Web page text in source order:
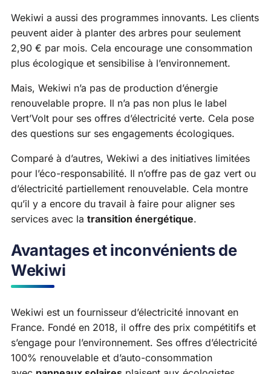
Wekiwi a aussi des programmes innovants. Les clients
peuvent aider à planter des arbres pour seulement
2,90 € par mois. Cela encourage une consommation
plus écologique et sensibilise à l’environnement.
Mais, Wekiwi n’a pas de production d’énergie
renouvelable propre. Il n’a pas non plus le label
Vert’Volt pour ses offres d’électricité verte. Cela pose
des questions sur ses engagements écologiques.
Comparé à d’autres, Wekiwi a des initiatives limitées
pour l’éco-responsabilité. Il n’offre pas de gaz vert ou
d’électricité partiellement renouvelable. Cela montre
qu’il y a encore du travail à faire pour aligner ses
services avec la transition énergétique.
Avantages et inconvénients de
Wekiwi
Wekiwi est un fournisseur d’électricité innovant en
France. Fondé en 2018, il offre des prix compétitifs et
s’engage pour l’environnement. Ses offres d’électricité
100% renouvelable et d’auto-consommation